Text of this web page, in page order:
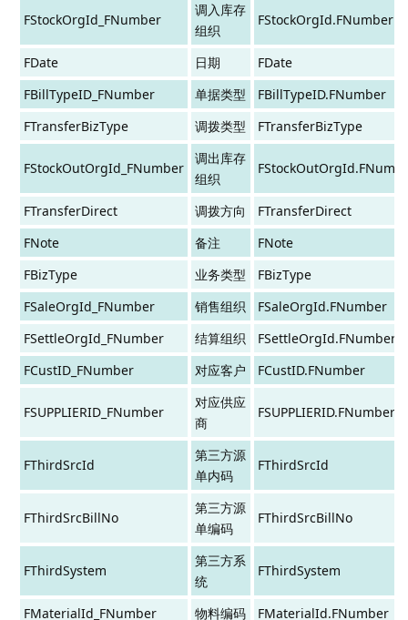
FStockOrgId_FNumber
调入库存
组织
FStockOrgId.FNumber
FDate 日期
FDate
FBillTypeID_FNumber
单据类型
FBillTypeID.FNumber
FTransferBizType
调拨类型 FTransferBizType
FStockOutOrgId_FNumber
调出库存
组织
FTransferDirect 调拨方向
FTransferDirect
FNote
备注
FNote
FBizType
业务类型
FBizType
FSaleOrgId_FNumber
销售组织
FSaleOrgId.FNumber
FSettleOrgId_FNumber
结算组织
FSettleOrgId.FNumber
FCustID_FNumber
对应客户 FCustID.FNumber
FSUPPLIERID_FNumber
对应供应
商
FSUPPLIERID.FNumber
FThirdSrcId
第三方源
单内码
FThirdSrcId
FThirdSrcBillNo
第三方源
单编码
FThirdSrcBillNo
FThirdSystem
第三方系
统
FThirdSystem
FMaterialId_FNumber 物料编码 FMaterialId.FNumber